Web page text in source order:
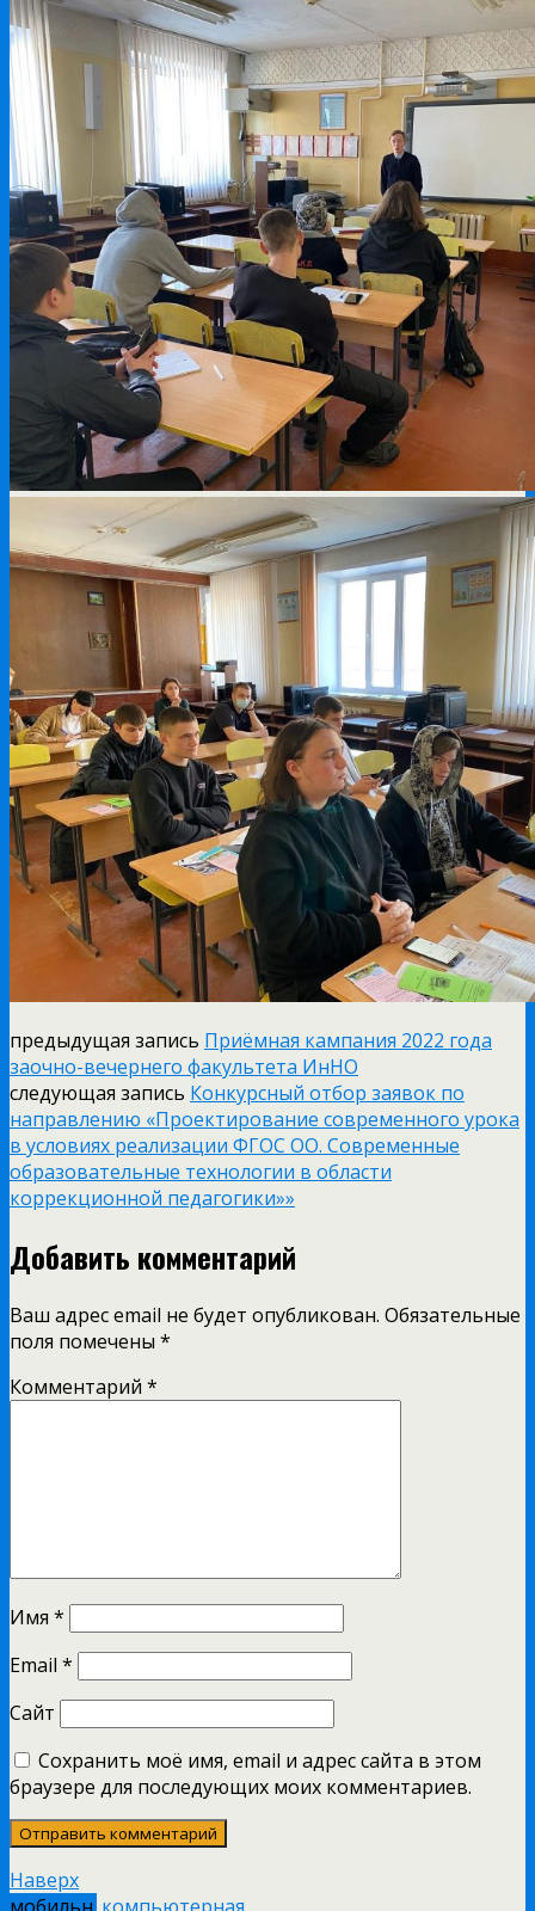
предыдущая запись Приёмная кампания 2022 года
заочно-вечернего факультета ИнНО
следующая запись Конкурсный отбор заявок по
направлению «Проектирование современного урока
в условиях реализации ФГОС ОО. Современные
образовательные технологии в области
коррекционной педагогики»»
Добавить комментарий
Ваш адрес email не будет опубликован. Обязательные
поля помечены *
Комментарий *
Имя *
Email *
Сайт
Сохранить моё имя, email и адрес сайта в этом
браузере для последующих моих комментариев.
Наверх